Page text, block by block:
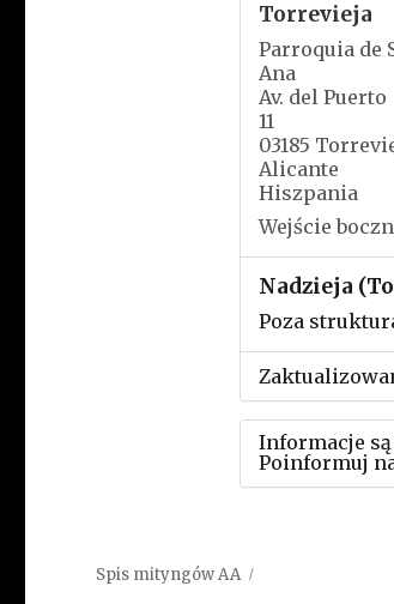
Torrevieja
Parroquia de
Ana
Av. del Puerto
11
03185
Alicante
Hiszpania
Wejście
Nadzieja
Poza
Informacje
Poinformuj
Spis mityngów AA